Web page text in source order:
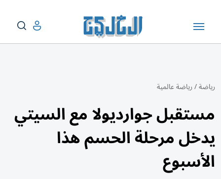
رياضة/رياضة عالمية
مستقبل جوارديولا مع السيتي
يدخل مرحلة الحسم هذا
الأسبوع